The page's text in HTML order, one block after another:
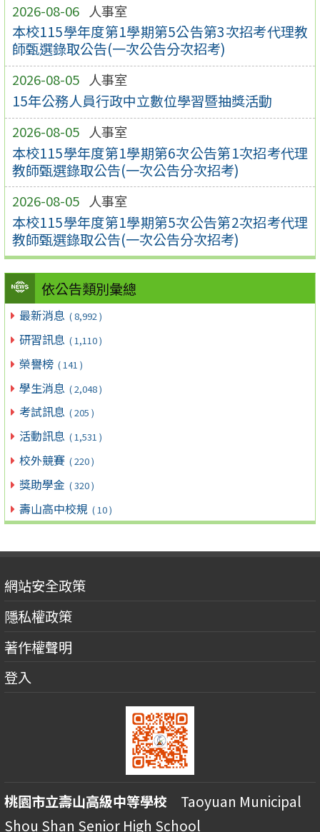
2026-08-06 人事室
本校115學年度第1學期第5公告第3次招考代理教
師甄選錄取公告(一次公告分次招考)
2026-08-05 人事室
15年公務人員行政中立數位學習暨抽獎活動
2026-08-05 人事室
本校115學年度第1學期第6次公告第1次招考代理
教師甄選錄取公告(一次公告分次招考)
2026-08-05 人事室
本校115學年度第1學期第5次公告第2次招考代理
教師甄選錄取公告(一次公告分次招考)
依公告類別彙總
最新消息 ( 8,992 )
研習訊息 ( 1,110 )
榮譽榜 ( 141 )
學生消息 ( 2,048 )
考試訊息 ( 205 )
活動訊息 ( 1,531 )
校外競賽 ( 220 )
獎助學金 ( 320 )
壽山高中校規 ( 10 )
網站安全政策
隱私權政策
著作權聲明
登入
桃園市立壽山高級中等學校 Taoyuan Municipal
Shou Shan Senior High School